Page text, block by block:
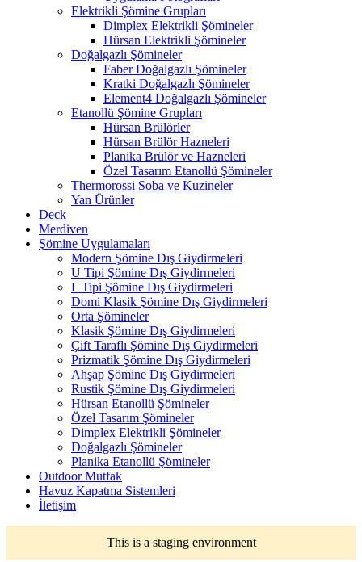
Elektrikli Şömine Grupları
Dimplex Elektrikli Şömineler
Hürsan Elektrikli Şömineler
Doğalgazlı Şömineler
Faber Doğalgazlı Şömineler
Kratki Doğalgazlı Şömineler
Element4 Doğalgazlı Şömineler
Etanollü Şömine Grupları
Hürsan Brülörler
Hürsan Brülör Hazneleri
Planika Brülör ve Hazneleri
Özel Tasarım Etanollü Şömineler
Thermorossi Soba ve Kuzineler
Yan Ürünler
Deck
Merdiven
Şömine Uygulamaları
Modern Şömine Dış Giydirmeleri
U Tipi Şömine Dış Giydirmeleri
L Tipi Şömine Dış Giydirmeleri
Domi Klasik Şömine Dış Giydirmeleri
Orta Şömineler
Klasik Şömine Dış Giydirmeleri
Çift Taraflı Şömine Dış Giydirmeleri
Prizmatik Şömine Dış Giydirmeleri
Ahşap Şömine Dış Giydirmeleri
Rustik Şömine Dış Giydirmeleri
Hürsan Etanollü Şömineler
Özel Tasarım Şömineler
Dimplex Elektrikli Şömineler
Doğalgazlı Şömineler
Planika Etanollü Şömineler
Outdoor Mutfak
Havuz Kapatma Sistemleri
İletişim
This is a staging environment